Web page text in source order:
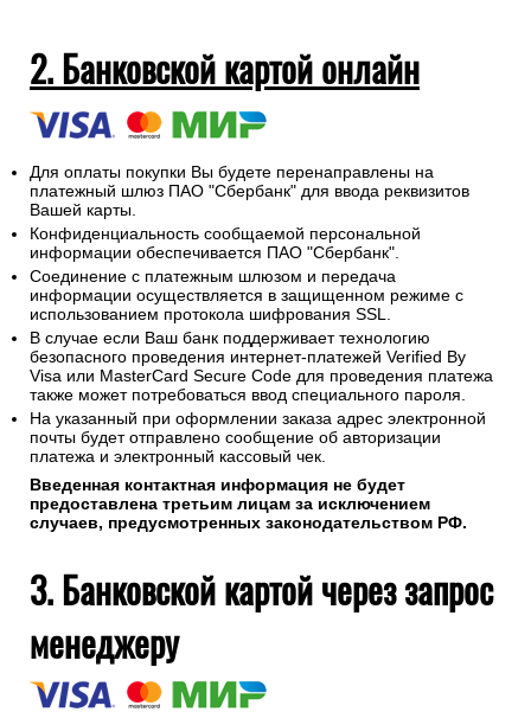
2. Банковской картой онлайн
Для оплаты покупки Вы будете перенаправлены на
платежный шлюз ПАО "Сбербанк" для ввода реквизитов
Вашей карты.
Конфиденциальность сообщаемой персональной
информации обеспечивается ПАО "Сбербанк".
Соединение с платежным шлюзом и передача
информации осуществляется в защищенном режиме с
использованием протокола шифрования SSL.
В случае если Ваш банк поддерживает технологию
безопасного проведения интернет-платежей Verified By
Visa или MasterCard Secure Code для проведения платежа
также может потребоваться ввод специального пароля.
На указанный при оформлении заказа адрес электронной
почты будет отправлено сообщение об авторизации
платежа и электронный кассовый чек.
Введенная контактная информация не будет
предоставлена третьим лицам за исключением
случаев, предусмотренных законодательством РФ.
3. Банковской картой через запрос
менеджеру